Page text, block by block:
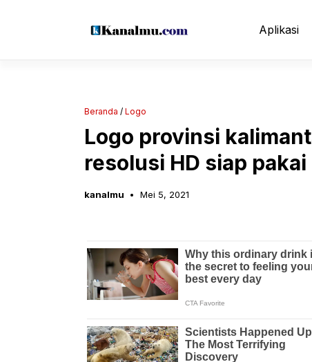
Aplikasi
Beranda / Logo
Logo provinsi
resolusi HD siap pakai
kanalmu Mei 5, 2021